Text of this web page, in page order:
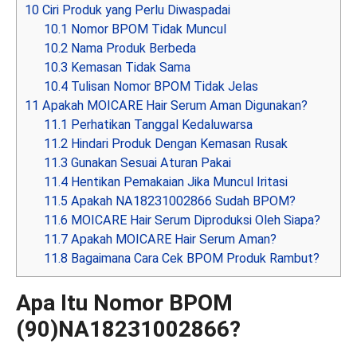
10 Ciri Produk yang Perlu Diwaspadai
10.1 Nomor BPOM Tidak Muncul
10.2 Nama Produk Berbeda
10.3 Kemasan Tidak Sama
10.4 Tulisan Nomor BPOM Tidak Jelas
11 Apakah MOICARE Hair Serum Aman Digunakan?
11.1 Perhatikan Tanggal Kedaluwarsa
11.2 Hindari Produk Dengan Kemasan Rusak
11.3 Gunakan Sesuai Aturan Pakai
11.4 Hentikan Pemakaian Jika Muncul Iritasi
11.5 Apakah NA18231002866 Sudah BPOM?
11.6 MOICARE Hair Serum Diproduksi Oleh Siapa?
11.7 Apakah MOICARE Hair Serum Aman?
11.8 Bagaimana Cara Cek BPOM Produk Rambut?
Apa Itu Nomor BPOM
(90)NA18231002866?